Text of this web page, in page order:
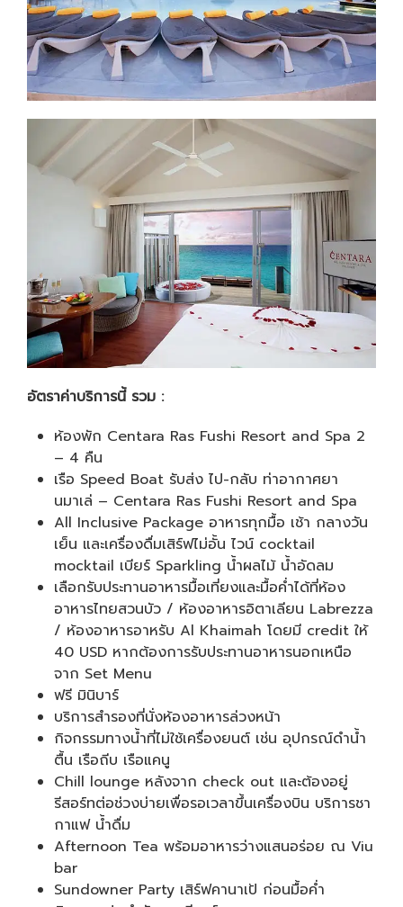
อัตราค่าบริการนี้ รวม :
ห้องพัก Centara Ras Fushi Resort and Spa 2
– 4 คืน
เรือ Speed Boat รับส่ง ไป-กลับ ท่าอากาศยา
นมาเล่ – Centara Ras Fushi Resort and Spa
All Inclusive Package อาหารทุกมื้อ เช้า กลางวัน
เย็น และเครื่องดื่มเสิร์ฟไม่อั้น ไวน์ cocktail
mocktail เบียร์ Sparkling น้ำผลไม้ น้ำอัดลม
เลือกรับประทานอาหารมื้อเที่ยงและมื้อค่ำได้ที่ห้อง
อาหารไทยสวนบัว / ห้องอาหารอิตาเลียน Labrezza
/ ห้องอาหารอาหรับ Al Khaimah โดยมี credit ให้
40 USD หากต้องการรับประทานอาหารนอกเหนือ
จาก Set Menu
ฟรี มินิบาร์
บริการสำรองที่นั่งห้องอาหารล่วงหน้า
กิจกรรมทางน้ำที่ไม่ใช้เครื่องยนต์ เช่น อุปกรณ์ดำน้ำ
ตื้น เรือถีบ เรือแคนู
Chill lounge หลังจาก check out และต้องอยู่
รีสอร์ทต่อช่วงบ่ายเพื่อรอเวลาขึ้นเครื่องบิน บริการชา
กาแฟ น้ำดื่ม
Afternoon Tea พร้อมอาหารว่างแสนอร่อย ณ Viu
bar
Sundowner Party เสิร์ฟคานาเป้ ก่อนมื้อค่ำ